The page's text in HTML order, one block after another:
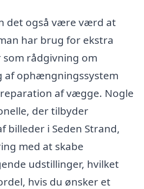
det også være værd at
har brug for ekstra
som rådgivning om
af ophængningssystem
af vægge. Nogle
der tilbyder
billeder i Seden Strand,
med at skabe
udstillinger, hvilket
hvis du ønsker et